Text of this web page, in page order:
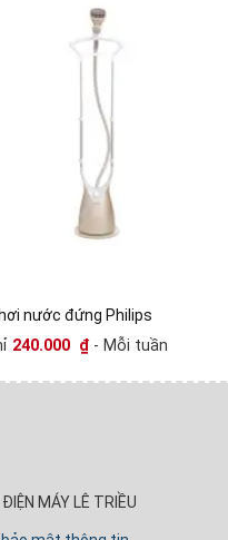
nước đứng Philips
240.000 ₫ - Mỗi tuần
MÁY LÊ TRIỀU